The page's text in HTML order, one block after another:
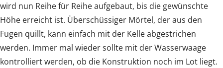
wird nun Reihe für Reihe aufgebaut, bis die gewünschte
Höhe erreicht ist. Überschüssiger Mörtel, der aus den
Fugen quillt, kann einfach mit der Kelle abgestrichen
werden. Immer mal wieder sollte mit der Wasserwaage
kontrolliert werden, ob die Konstruktion noch im Lot liegt.